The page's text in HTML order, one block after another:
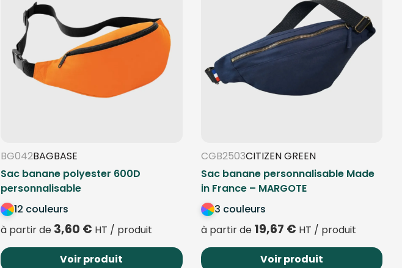
BG042BAGBASE
Sac banane polyester 600D
personnalisable
12 couleurs
à partir de 3,60 € HT / produit
Voir produit
CGB2503CITIZEN GREEN
Sac banane personnalisable Made
in France – MARGOTE
3 couleurs
à partir de 19,67 € HT / produit
Voir produit